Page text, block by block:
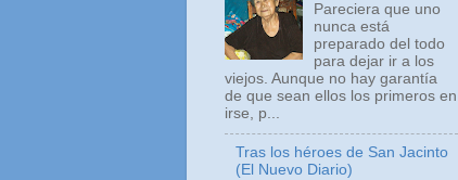
Pareciera que uno
nunca está
preparado del todo
para dejar ir a los
viejos. Aunque no hay garantía
de que sean ellos los primeros en
irse, p...
Tras los héroes de San Jacinto
(El Nuevo Diario)